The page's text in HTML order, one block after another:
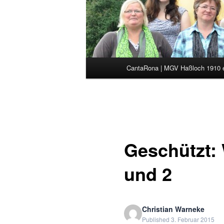
Zum primären Inhalt
Zum sekundären Inhalt
CantaRona | MGV Haßloch 1910
Geschützt:
und 2
Christian Warneke
Published 3. Februar 2015